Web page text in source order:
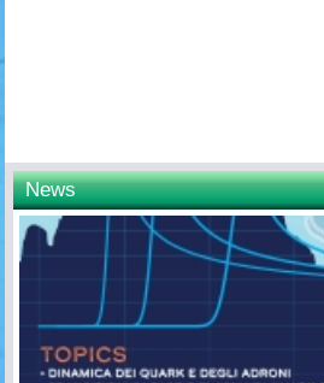
News